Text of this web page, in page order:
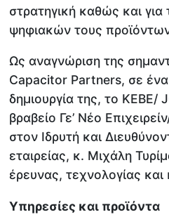
στρατηγική καθώς και
ψηφιακών τους
Ως αναγνώριση της
Capacitor Partners, σε
δημιουργία της, το ΚΕΒΕ/
βραβείο Γε’ Νέο
στον Ιδρυτή και
εταιρείας, κ. Μιχάλη
έρευνας, τεχνολογίας και
Υπηρεσίες και προϊόντα